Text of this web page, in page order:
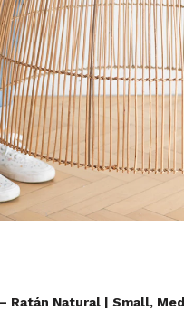
Ratán Natural | Small,